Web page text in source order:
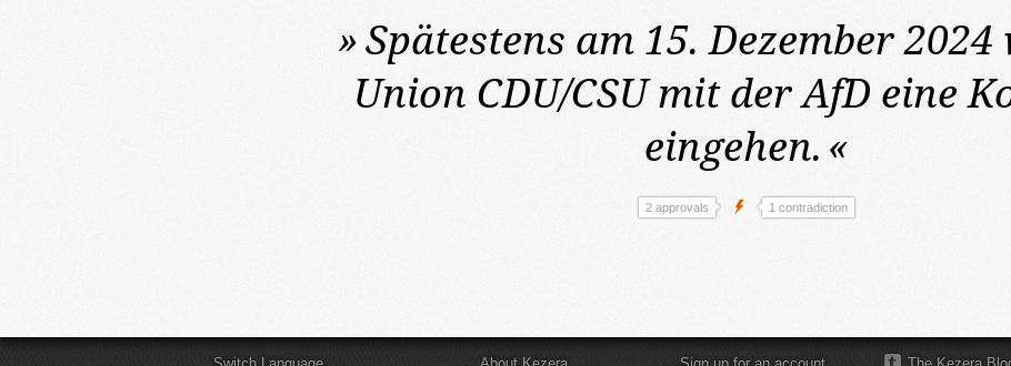
»Spätestens am 15. Dezember 2024
Union CDU/CSU mit der AfD eine
eingehen. «
2 approvals 1 contradiction